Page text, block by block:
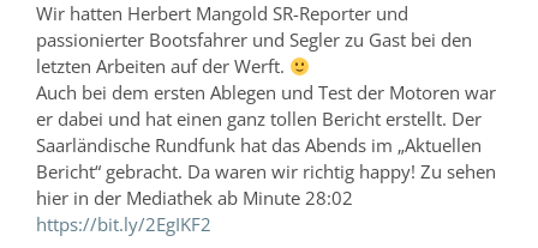
Wir hatten Herbert Mangold SR-Reporter und
passionierter Bootsfahrer und Segler zu Gast bei den
letzten Arbeiten auf der Werft.
Auch bei dem ersten Ablegen und Test der Motoren war
er dabei und hat einen ganz tollen Bericht erstellt. Der
Saarländische Rundfunk hat das Abends im „Aktuellen
Bericht“ gebracht. Da waren wir richtig happy! Zu sehen
hier in der Mediathek ab Minute 28:02
https://bit.ly/2EgIKF2